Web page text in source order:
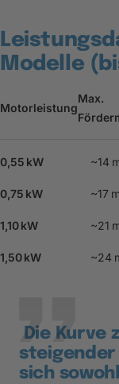
Modelle
Motorleistung
Max.
0,55 kW ~14
0,75 kW ~17
1,10 kW ~21
1,50 kW ~24
Die Kurve
sich